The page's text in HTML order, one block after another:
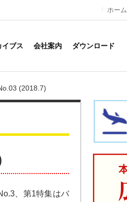
ホーム
イブス 会社案内 ダウンロード
(2018.7)
、第1特集はバ